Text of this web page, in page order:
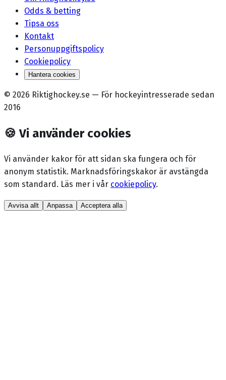
Odds & betting
Tipsa oss
Kontakt
Personuppgiftspolicy
Cookiepolicy
Hantera cookies
© 2026 Riktighockey.se — För hockeyintresserade sedan
2016
🍪 Vi använder cookies
Vi använder kakor för att sidan ska fungera och för
anonym statistik. Marknadsförings­kakor är avstängda
som standard. Läs mer i vår cookiepolicy.
Avvisa allt Anpassa Acceptera alla